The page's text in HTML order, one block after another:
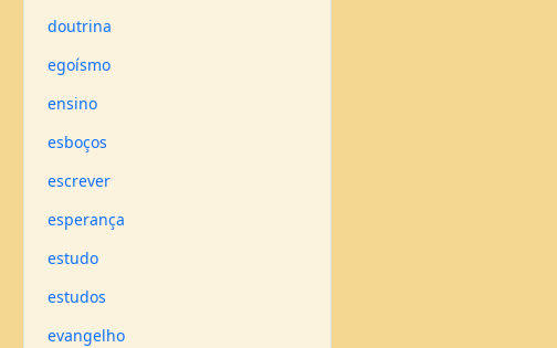
doutrina
egoísmo
ensino
esboços
escrever
esperança
estudo
estudos
evangelho